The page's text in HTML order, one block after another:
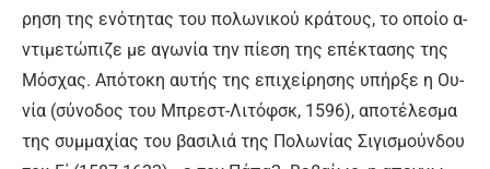
ρη­ση της ε­νό­τη­τας του πο­λω­νι­κού κρά­τους, το ο­ποί­ο α­
ντι­με­τώ­πι­ζε με α­γω­νί­α την πί­ε­ση της ε­πέ­κτα­σης της
Μό­σχας. Α­πό­το­κη αυ­τής της ε­πι­χεί­ρη­σης υ­πήρ­ξε η Ου­
νί­α (σύ­νο­δος του Μπρε­στ-Λι­τόφ­σκ, 1596), α­πο­τέ­λε­σμα
της συμ­μα­χί­ας του βα­σι­λιά της Πο­λω­νί­ας Σι­γι­σμούν­δου